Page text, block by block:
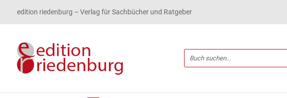
edition riedenburg – Verlag für Sachbücher und Ratgeber